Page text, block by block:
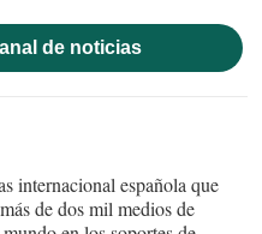
de noticias
internacional española que
de dos mil medios de